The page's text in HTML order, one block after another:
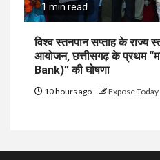
1 min read
विश्व स्तनपान सप्ताह के राज्य
आयोजन, छत्तीसगढ़ के प्रथम
Bank)” की घोषणा
10 hours ago Expose